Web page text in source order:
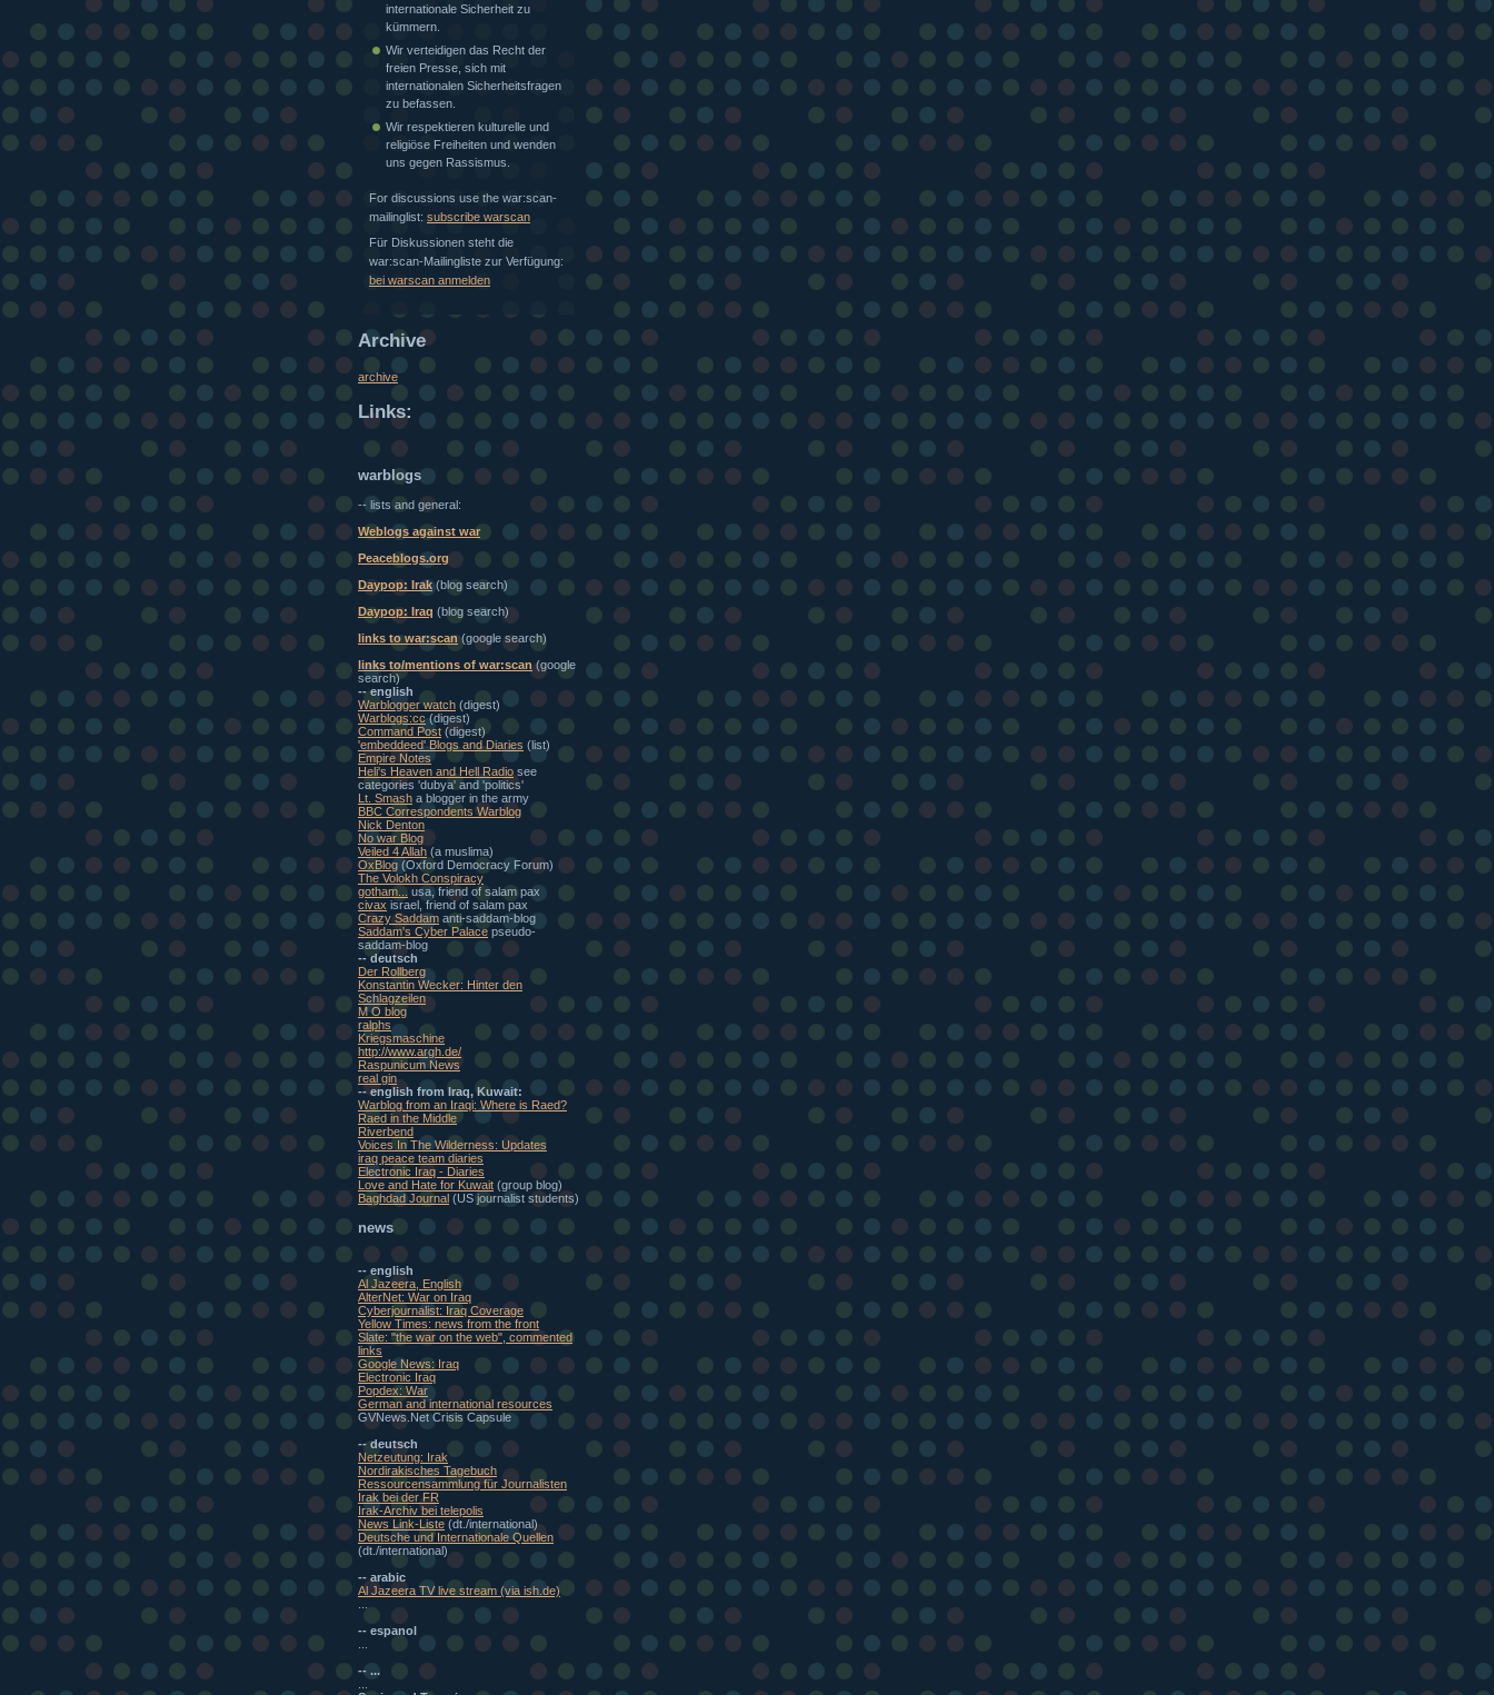
internationale Sicherheit zu
kümmern.
Wir verteidigen das Recht der
freien Presse, sich mit
internationalen Sicherheitsfragen
zu befassen.
Wir respektieren kulturelle und
religiöse Freiheiten und wenden
uns gegen Rassismus.
For discussions use the war:scan-
mailinglist: subscribe warscan
Für Diskussionen steht die
war:scan-Mailingliste zur Verfügung:
bei warscan anmelden
Archive
archive
Links:
warblogs
-- lists and general:
Weblogs against war
Peaceblogs.org
Daypop: Irak (blog search)
Daypop: Iraq (blog search)
links to war:scan (google search)
links to/mentions of war:scan(google
search)
-- english
Warblogger watch (digest)
Warblogs:cc (digest)
Command Post (digest)
'embeddeed' Blogs and Diaries (list)
Empire Notes
Heli's Heaven and Hell Radio see
categories 'dubya' and 'politics'
Lt. Smash a blogger in the army
BBC Correspondents Warblog
Nick Denton
No war Blog
Veiled 4 Allah (a muslima)
OxBlog (Oxford Democracy Forum)
The Volokh Conspiracy
gotham...
usa, friend of salam pax
civax israel, friend of salam pax
Crazy Saddam anti-saddam-blog
Saddam's Cyber Palace pseudo-
saddam-blog
-- deutsch
Der Rollberg
Konstantin Wecker: Hinter den
Schlagzeilen
M O blog
ralphs
Kriegsmaschine
http://www.argh.de/
Raspunicum News
real gin
-- english from Iraq, Kuwait:
Warblog from an Iraqi: Where is Raed?
Raed in the Middle
Riverbend
Voices In The Wilderness: Updates
iraq peace team diaries
Electronic Iraq - Diaries
Love and Hate for Kuwait (group blog)
Baghdad Journal (US journalist students)
news
-- english
Al Jazeera, English
AlterNet: War on Iraq
Cyberjournalist: Iraq Coverage
Yellow Times: news from the front
Slate: "the war on the web", commented
links
Google News: Iraq
Electronic Iraq
Popdex: War
German and international resources
GVNews.Net Crisis Capsule
-- deutsch
Netzeutung: Irak
Nordirakisches Tagebuch
Ressourcensammlung für Journalisten
Irak bei der FR
Irak-Archiv bei telepolis
News Link-Liste (dt./international)
Deutsche und Internationale Quellen
(dt./international)
-- arabic
Al Jazeera TV live stream (via ish.de)
-- espanol
-- ...